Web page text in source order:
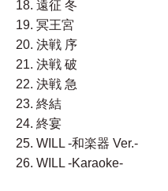
18. 遠征 冬
19. 冥王宮
20. 決戦 序
21. 決戦 破
22. 決戦 急
23. 終結
24. 終宴
25. WILL -和楽器 Ver.-
26. WILL -Karaoke-